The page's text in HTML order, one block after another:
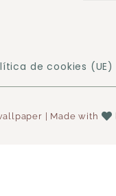
de cookies (UE)
| Made with